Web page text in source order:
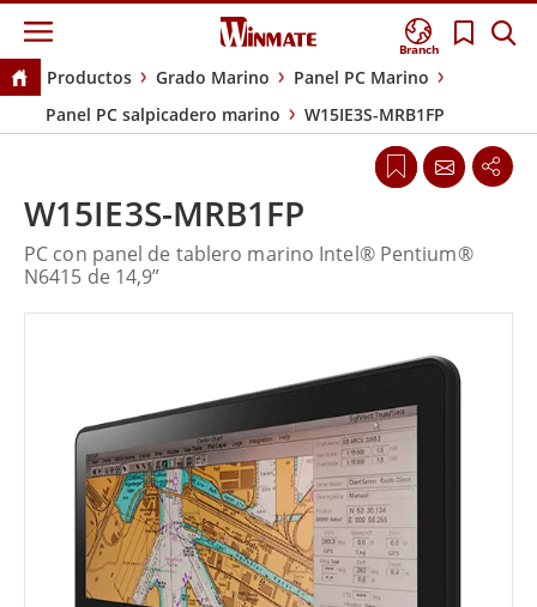
Branch
Productos Grado Marino
Panel PC Marino
Panel PC salpicadero marino
W15IE3S-MRB1FP
W15IE3S-MRB1FP
PC con panel de tablero marino Intel® Pentium®
N6415 de 14,9”